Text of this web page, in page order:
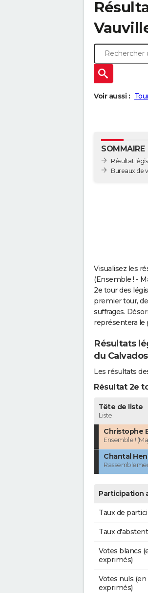
Voir aussi :
SOMMAIRE
Résultat
Visualisez les
(Ensemble ! -
2e tour des
premier tour,
suffrages.
représentera le
Résultats
du Calvados
Les résultats
Résultat 2e
Tête de liste
Liste
Christophe
Ensemble !
Chantal
Participation
Taux de
Taux
Votes blancs
exprimés)
Votes nuls
exprimés)